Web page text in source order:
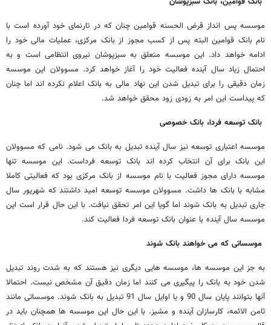
موسسه پس انداز قرض الحسنه قوامین چنان که در تارنمای خود آورده است با
نام بانک قوامین البته پس از کسب مجوز از بانک مرکزی، عملیات مالی خود را
ادامه خواهد داد. این موسسه متعلق به سبزپوشان نیروی انتظامی است و به
احتمال زیاد سال آینده فعالیت خود را آغاز خواهد کرد. مسوولان این موسسه
زمان دقیقی را برای تبدیل شدن این نهاد مالی به بانک اعلام نکرده اند اما چنان
که پیداست این امر به زودی زود محقق خواهد شد.
بانک توسعه فردا، بانک خصوصی
موسسه اعتباری توسعه نیز سال آینده تبدیل به بانک می شود. نامی که مسوولان
این بانک برای آن انتخاب کرده اند بانک توسعه فرداست. این موسسه تنها
موسسه دارای مجوز فعالیت با نام موسسه از بانک مرکزی بود که فعالیتی کاملا
مشابه با بانک ها داشت. مسوولان موسسه توسعه امید داشتند که شهریور سال
جاری تبدیل به بانک شوند اما گویا این امر تحقق نیافت. با این حال قرار است این
موسسه سال آینده با عنوان بانک توسعه فردا فعالیت کند.
موسساتی که می خواهند بانک شوند
به جز این موسسه ها، موسسه هایی دیگری نیز هستند که به شدت روند تبدیل
شدن خود به بانک را پیگیری می کنند اما زمان دقیق آن مشخص نیست. احتمالا
آنها بتوانند پایان سال 90 و یا اوایل سال 91 تبدیل به بانک شوند. موسساتی مانند
ثامن الائمه، کارسازان آینده و مشیز. با این حال این موسسه ها همچنان باید در